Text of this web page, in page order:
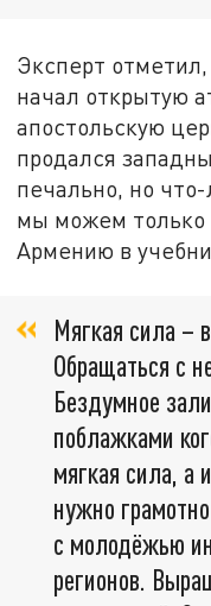
Эксперт
начал открытую
апостольскую
продался
печально, но
мы можем только
Армению в
Мягкая сила –
Обращаться с
Бездумное
поблажками
мягкая сила, а
нужно
с молодёжью
регионов.